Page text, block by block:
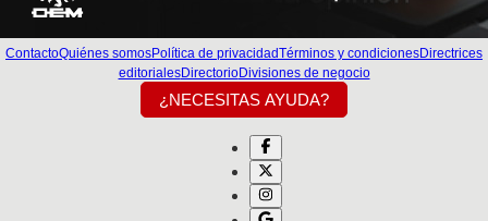
ContactoQuiénes somosPolítica de privacidadTérminos y condicionesDirectrices
editorialesDirectorioDivisiones de negocio
¿NECESITAS AYUDA?